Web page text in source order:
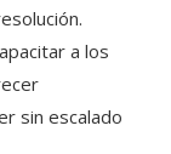
a los
sin escalado